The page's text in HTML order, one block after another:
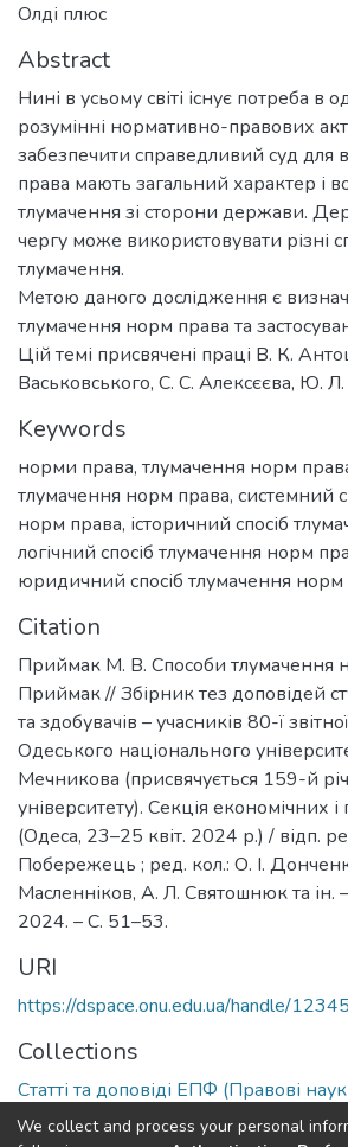
Олді плюс
Abstract
Нині в усьому світі існує потреба в
розумінні нормативно-правових
забезпечити справедливий суд для
права мають загальний характер і
тлумачення зі сторони держави.
чергу може використовувати різні
тлумачення.
Метою даного дослідження є
тлумачення норм права та
Цій темі присвячені праці В. К.
Васьковського, С. С. Алексєєва, Ю.
Keywords
норми права, тлумачення норм
тлумачення норм права, системний
норм права, історичний спосіб
логічний спосіб тлумачення норм
юридичний спосіб тлумачення норм
Citation
Приймак М. В. Способи тлумачення
Приймак // Збірник тез доповідей
та здобувачів – учасників 80-ї
Одеського національного
Мечникова (присвячується 159-й
університету). Секція економічних
(Одеса, 23–25 квіт. 2024 р.) / відп.
Побережець ; ред. кол.: О. І.
Масленніков, А. Л. Святошнюк та ін.
2024. – С. 51–53.
URI
https://dspace.onu.edu.ua/handle/
Collections
Статті та доповіді ЕПФ (Правові
We collect and process your personal